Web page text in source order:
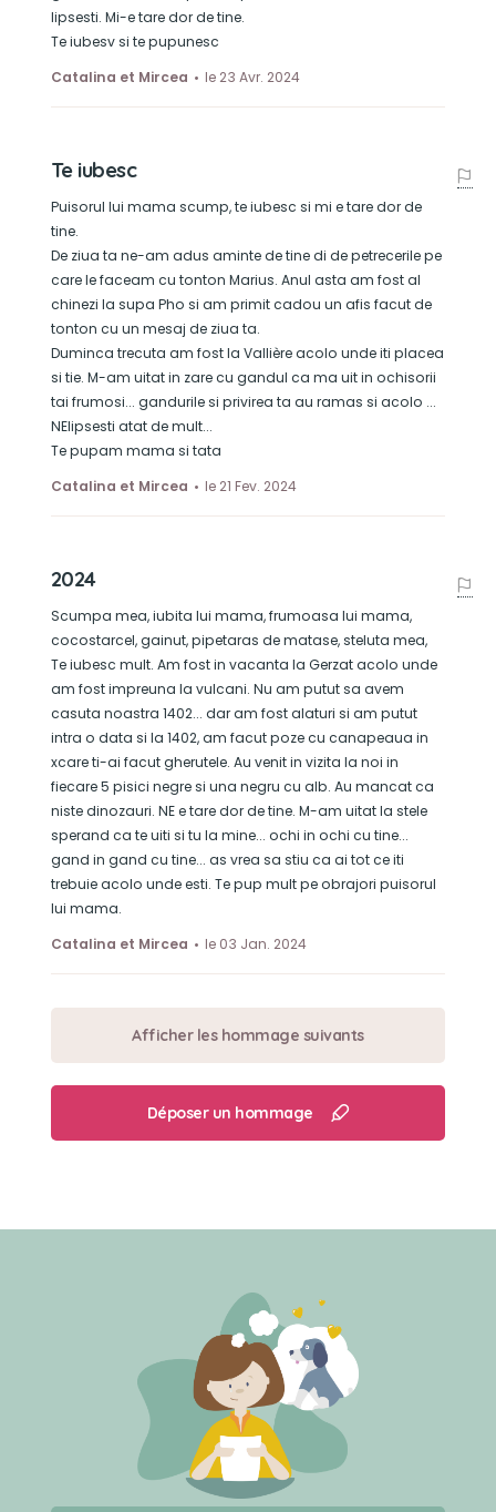
Créer un mémorial
lipsesti. Mi-e tare dor de tine.
Te iubesv si te pupunesc
Catalina et Mircea
le 23 Avr. 2024
Te iubesc
Puisorul lui mama scump, te iubesc si mi e tare dor de
tine.
De ziua ta ne-am adus aminte de tine di de petrecerile pe
care le faceam cu tonton Marius. Anul asta am fost al
chinezi la supa Pho si am primit cadou un afis facut de
tonton cu un mesaj de ziua ta.
Duminca trecuta am fost la Vallière acolo unde iti placea
si tie. M-am uitat in zare cu gandul ca ma uit in ochisorii
tai frumosi... gandurile si privirea ta au ramas si acolo ...
NElipsesti atat de mult...
Te pupam mama si tata
Catalina et Mircea
le 21 Fev. 2024
2024
Scumpa mea, iubita lui mama, frumoasa lui mama,
cocostarcel, gainut, pipetaras de matase, steluta mea,
Te iubesc mult. Am fost in vacanta la Gerzat acolo unde
am fost impreuna la vulcani. Nu am putut sa avem
casuta noastra 1402... dar am fost alaturi si am putut
intra o data si la 1402, am facut poze cu canapeaua in
xcare ti-ai facut gherutele. Au venit in vizita la noi in
fiecare 5 pisici negre si una negru cu alb. Au mancat ca
niste dinozauri. NE e tare dor de tine. M-am uitat la stele
sperand ca te uiti si tu la mine... ochi in ochi cu tine...
gand in gand cu tine... as vrea sa stiu ca ai tot ce iti
trebuie acolo unde esti. Te pup mult pe obrajori puisorul
lui mama.
Catalina et Mircea
le 03 Jan. 2024
Afficher les hommage suivants
Déposer un hommage